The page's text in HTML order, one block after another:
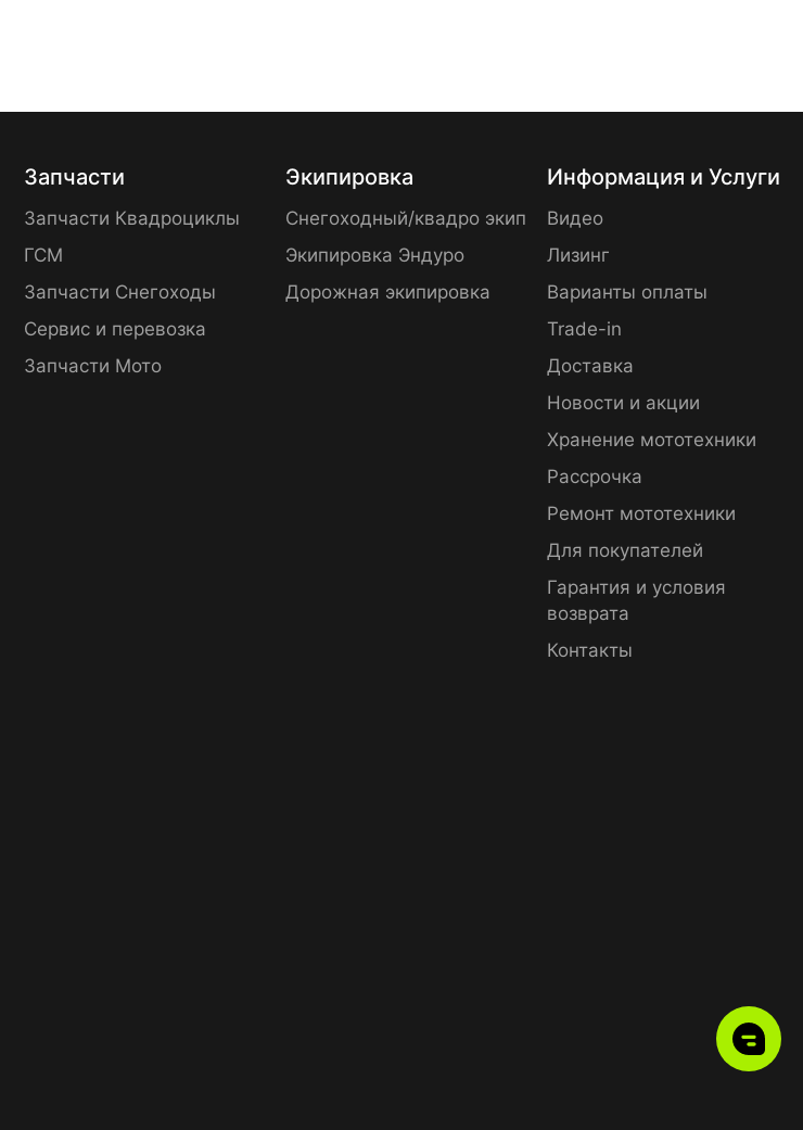
Запчасти
Запчасти Квадроциклы
ГСМ
Запчасти Снегоходы
Сервис и перевозка
Запчасти Мото
Экипировка
Снегоходный/квадро экип
Экипировка Эндуро
Дорожная экипировка
Информация и Услуги
Видео
Лизинг
Варианты оплаты
Trade-in
Доставка
Новости и акции
Хранение мототехники
Рассрочка
Ремонт мототехники
Для покупателей
Гарантия и условия
возврата
Контакты